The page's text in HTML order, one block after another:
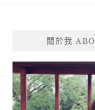
關於我